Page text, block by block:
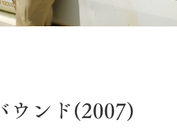
ウンド(2007)